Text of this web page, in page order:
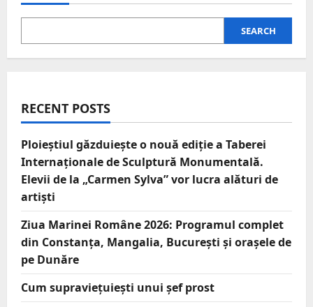
SEARCH
RECENT POSTS
Ploieștiul găzduiește o nouă ediție a Taberei
Internaționale de Sculptură Monumentală.
Elevii de la „Carmen Sylva” vor lucra alături de
artiști
Ziua Marinei Române 2026: Programul complet
din Constanța, Mangalia, București și orașele de
pe Dunăre
Cum supraviețuiești unui șef prost